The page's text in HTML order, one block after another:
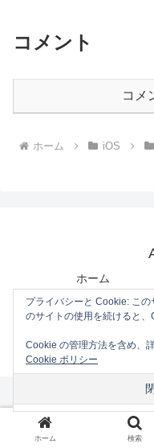
コメント
コメ
ホーム iOS
ホーム
iOS
コンタクトフォーム
©
ホーム 検索
プライバシーと Cookie: こ
のサイトの使用を続けると、
Cookie の管理方法を含め、
Cookie ポリシー